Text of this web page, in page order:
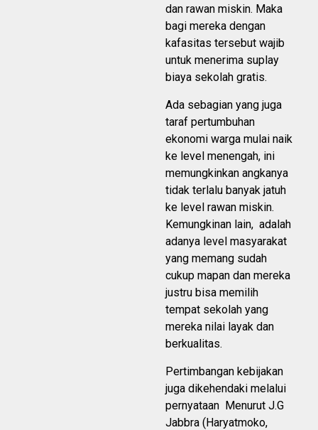
dan rawan miskin. Maka
bagi mereka dengan
kafasitas tersebut wajib
untuk menerima suplay
biaya sekolah gratis.
Ada sebagian yang juga
taraf pertumbuhan
ekonomi warga mulai naik
ke level menengah, ini
memungkinkan angkanya
tidak terlalu banyak jatuh
ke level rawan miskin.
Kemungkinan lain, adalah
adanya level masyarakat
yang memang sudah
cukup mapan dan mereka
justru bisa memilih
tempat sekolah yang
mereka nilai layak dan
berkualitas.
Pertimbangan kebijakan
juga dikehendaki melalui
pernyataan Menurut J.G
Jabbra (Haryatmoko,